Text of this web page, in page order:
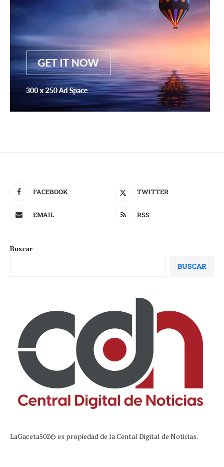
FACEBOOK TWITTER
EMAIL RSS
Buscar
BUSCAR
LaGaceta502© es propiedad de la Cental Digital de Noticias.